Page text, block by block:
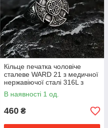
Кільце печатка чоловіче
сталеве WARD 21 з медичної
нержавіючої сталі 316L з
Компасом вікінгів
В наявності 1 од.
460 ₴